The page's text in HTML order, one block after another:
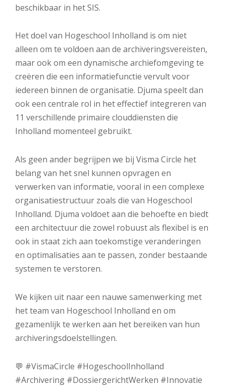
beschikbaar in het SIS.
Het doel van Hogeschool Inholland is om niet
alleen om te voldoen aan de archiveringsvereisten,
maar ook om een dynamische archiefomgeving te
creëren die een informatiefunctie vervult voor
iedereen binnen de organisatie. Djuma speelt dan
ook een centrale rol in het effectief integreren van
11 verschillende primaire clouddiensten die
Inholland momenteel gebruikt.
Als geen ander begrijpen we bij Visma Circle het
belang van het snel kunnen opvragen en
verwerken van informatie, vooral in een complexe
organisatiestructuur zoals die van Hogeschool
Inholland. Djuma voldoet aan die behoefte en biedt
een architectuur die zowel robuust als flexibel is en
ook in staat zich aan toekomstige veranderingen
en optimalisaties aan te passen, zonder bestaande
systemen te verstoren.
We kijken uit naar een nauwe samenwerking met
het team van Hogeschool Inholland en om
gezamenlijk te werken aan het bereiken van hun
archiveringsdoelstellingen.
💬 #VismaCircle #HogeschoolInholland
#Archivering #DossiergerichtWerken #Innovatie